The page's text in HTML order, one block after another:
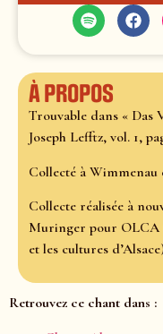
À propos
Trouvable dans « Das
Joseph Lefftz, vol. 1,
Collecté à Wimmenau
Collecte réalisée à
Muringer pour OLCA
et les cultures
Retrouvez ce chant dans :